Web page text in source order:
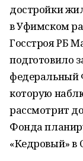
достройки
в Уфимском
Госстроя РБ
подготовило
федеральный
которую
рассмотрит
Фонда
«Кедровый» в